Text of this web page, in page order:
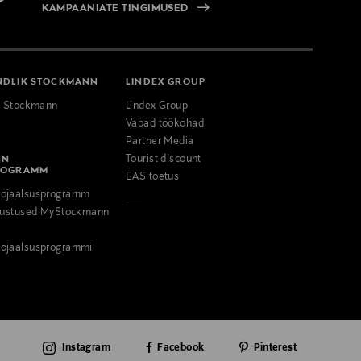
KAMPAANIATE TINGIMUSED
STOCKMANN
Stockmann
MyStockmann
LINDEX GROUP
Lindex Group
Vabad töökohad
Partner Media
Tourist discount
EAS toetus
Instagram Facebook Pinterest